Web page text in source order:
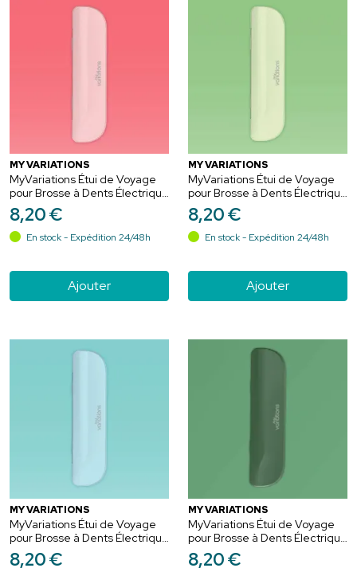
MY VARIATIONS
MyVariations Étui de Voyage
pour Brosse à Dents Électrique
Pastel-Rose
8,20€
En stock - Expédition 24/48h
Ajouter
MY VARIATIONS
MyVariations Étui de Voyage
pour Brosse à Dents Électrique
Green
8,20€
En stock - Expédition 24/48h
Ajouter
MY VARIATIONS
MyVariations Étui de Voyage
pour Brosse à Dents Électrique
Blue
8,20€
MY VARIATIONS
MyVariations Étui de Voyage
pour Brosse à Dents Électrique
Jade Green
8,20€